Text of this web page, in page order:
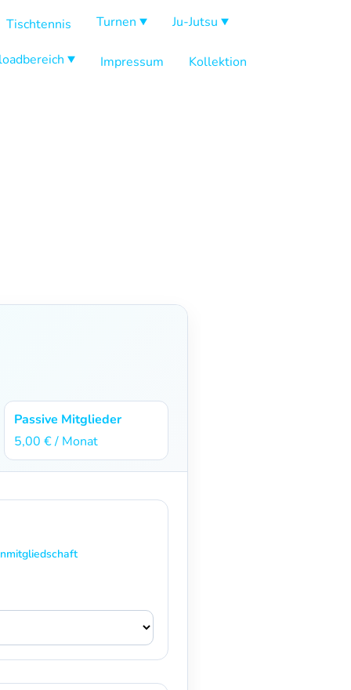
Tischtennis Turnen Ju-Jutsu
Impressum Kollektion
Passive Mitglieder
5,00 € / Monat